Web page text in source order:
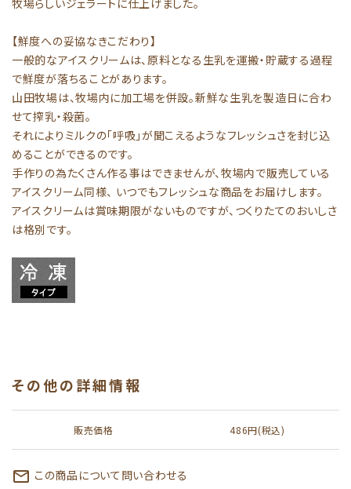
牧場らしいジェラートに仕上げました。
【鮮度への妥協なきこだわり】
一般的なアイスクリームは、原料となる生乳を運搬・貯蔵する過程
で鮮度が落ちることがあります。
山田牧場は、牧場内に加工場を併設。新鮮な生乳を製造日に合わ
せて搾乳・殺菌。
それによりミルクの「呼吸」が聞こえるようなフレッシュさを封じ込
めることができるのです。
手作りの為たくさん作る事はできませんが、牧場内で販売している
アイスクリーム同様、 いつでもフレッシュな商品をお届けします。
アイスクリームは賞味期限がないものですが、つくりたてのおいしさ
は格別です。
その他の詳細情報
販売価格 486円(税込)
mail_outline この商品について問い合わせる